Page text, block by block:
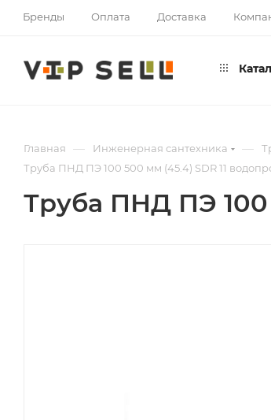
Бренды Оплата Доставка
Главная — Инженерная сантехника —
Труба ПНД ПЭ 100 500 мм (45.4) SDR 11
Труба ПНД ПЭ 100